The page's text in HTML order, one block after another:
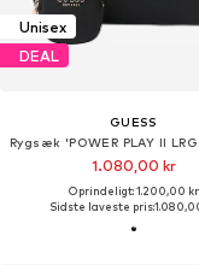
Unisex
DEAL
GUESS
1.080,00 kr
Oprindeligt: 1.200,00 kr
Sidste laveste pris: